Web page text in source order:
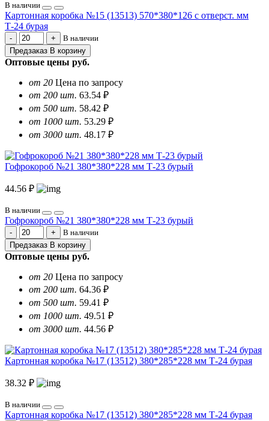
В наличии
Картонная коробка №15 (13513) 570*380*126 с отверст. мм
Т-24 бурая
В наличии
Предзаказ В корзину
Оптовые цены руб.
от 20 Цена по запросу
от 200 шт. 63.54 ₽
от 500 шт. 58.42 ₽
от 1000 шт. 53.29 ₽
от 3000 шт. 48.17 ₽
Гофрокороб №21 380*380*228 мм Т-23 бурый
44.56 ₽
В наличии
Гофрокороб №21 380*380*228 мм Т-23 бурый
В наличии
Предзаказ В корзину
Оптовые цены руб.
от 20 Цена по запросу
от 200 шт. 64.36 ₽
от 500 шт. 59.41 ₽
от 1000 шт. 49.51 ₽
от 3000 шт. 44.56 ₽
Картонная коробка №17 (13512) 380*285*228 мм Т-24 бурая
38.32 ₽
В наличии
Картонная коробка №17 (13512) 380*285*228 мм Т-24 бурая